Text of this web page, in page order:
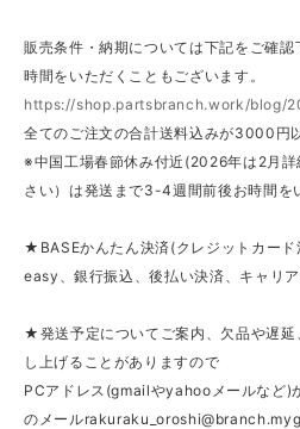
販売条件・納期については下記をご確
時間をいただくこともございます。
https://shop.partsbranch.work/blog/
全てのご注文の合計送料込みが3000円
※中国工場春節休み付近(2026年は2月
さい）は発送まで3-4週間前後お時間を
★BASEかんたん決済(クレジットカー
easy、銀行振込、後払い決済、キャリ
★発送予定についてご案内、欠品や遅
し上げることがありますので
PCアドレス(gmailやyahooメールなど)
のメール